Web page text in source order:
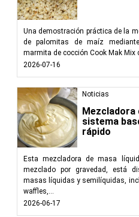
Una demostración práctica de la
de palomitas de maíz
marmita de cocción Cook Mak Mix
2026-07-16
Noticias
Mezcladora
sistema
rápido
Esta mezcladora de masa
mezclado por gravedad, está
masas líquidas y semilíquidas,
waffles,...
2026-06-17